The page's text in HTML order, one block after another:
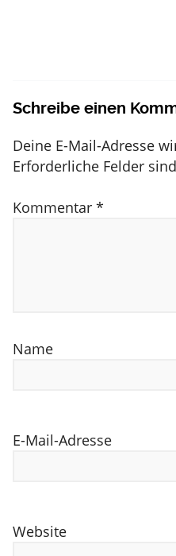
Schreibe einen
Deine E-Mail-Adresse
Erforderliche Felder
Kommentar *
Name
E-Mail-Adresse
Website